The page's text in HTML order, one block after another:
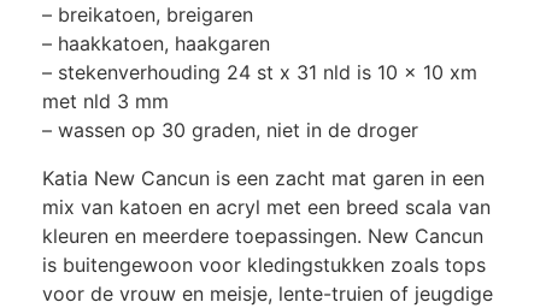
– breikatoen, breigaren
– haakkatoen, haakgaren
– stekenverhouding 24 st x 31 nld is 10 x 10 xm
met nld 3 mm
– wassen op 30 graden, niet in de droger
Katia New Cancun is een zacht mat garen in een
mix van katoen en acryl met een breed scala van
kleuren en meerdere toepassingen. New Cancun
is buitengewoon voor kledingstukken zoals tops
voor de vrouw en meisje, lente-truien of jeugdige